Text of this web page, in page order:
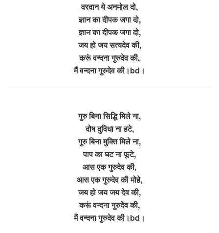
वरदान ये अनमोल दो,
ज्ञान का दीपक जगा दो,
ज्ञान का दीपक जगा दो,
जय हो जय सत्यदेव की,
करूं वन्दना गुरुदेव की,
मैं वन्दना गुरुदेव की।bd।
गुरु बिना सिद्धि मिले ना,
दोष दुविधा ना हटे,
गुरु बिना मुक्ति मिले ना,
पाप का घट ना फूटे,
आस एक गुरुदेव की,
आस एक गुरुदेव की मोहे,
जय हो जय जय देव की,
करूं वन्दना गुरुदेव की,
मैं वन्दना गुरुदेव की।bd।